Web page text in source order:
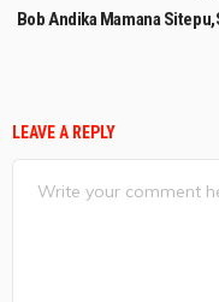
Bob Andika Mamana
LEAVE A REPLY